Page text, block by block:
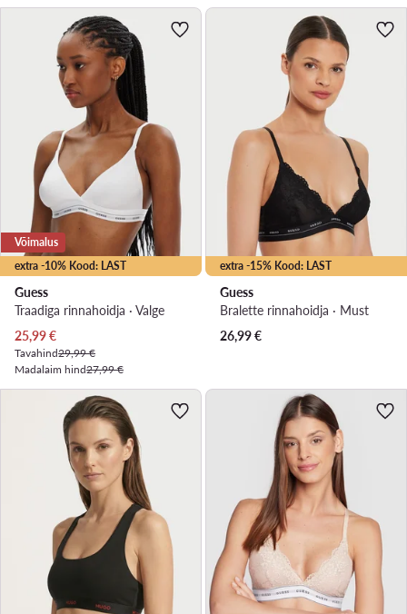
extra -10% Kood: LAST
Võimalus
Guess
Traadiga rinnahoidja · Valge
Praegune hind
25,99€
Tavahind29,99 €
Madalaim hind27,99 €
extra -15% Kood: LAST
Guess
Bralette rinnahoidja · Must
26,99€